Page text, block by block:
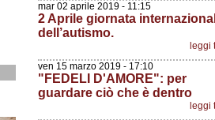
mar 02 aprile 2019 - 11:15
2 Aprile giornata
dell’autismo.
leggi
ven 15 marzo 2019 - 17:10
"FEDELI D'AMORE": per
guardare ciò che è dentro
leggi